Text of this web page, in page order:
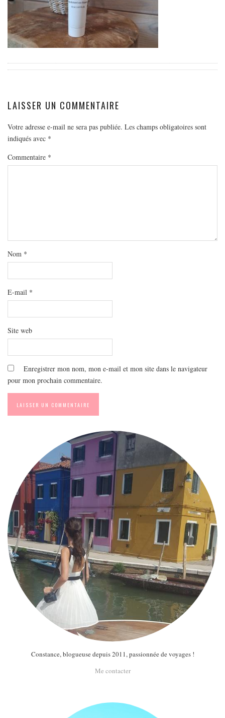
EUROPE
ESPAGNE
FRANCE
HONGRIE
PAYS BAS
ARTICLES PRATIQUES
BEAUTÉ
LIFESTYLE
PARUTIONS ET PARTENARIATS
LAISSER UN COMMENTAIRE
Votre adresse e-mail ne sera pas publiée. Les champs obligatoires sont
indiqués avec *
Commentaire *
Nom *
E-mail *
Site web
Enregistrer mon nom, mon e-mail et mon site dans le navigateur
pour mon prochain commentaire.
Constance, blogueuse depuis 2011, passionnée de voyages !
Me contacter